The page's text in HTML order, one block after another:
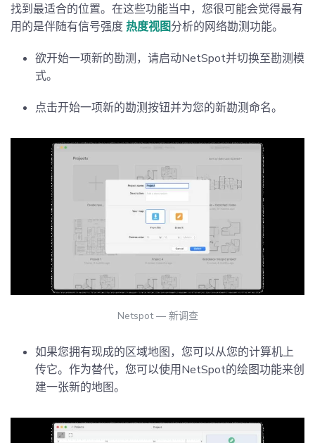
找到最适合的位置。在这些功能当中，您很可能会觉得最有
用的是伴随有信号强度热度视图分析的网络勘测功能。
欲开始一项新的勘测，请启动NetSpot并切换至勘测模
式。
点击开始一项新的勘测按钮并为您的新勘测命名。
Netspot — 新调查
如果您拥有现成的区域地图，您可以从您的计算机上
传它。作为替代，您可以使用NetSpot的绘图功能来创
建一张新的地图。